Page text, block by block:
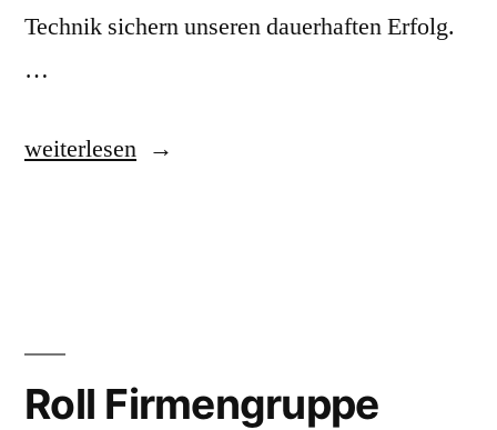
Technik sichern unseren dauerhaften Erfolg.
…
„Roll
weiterlesen
Roll Firmengruppe